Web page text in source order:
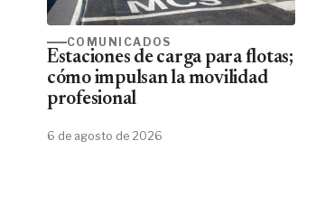
COMUNICADOS
Estaciones de carga para flotas;
cómo impulsan la movilidad
profesional
6 de agosto de 2026